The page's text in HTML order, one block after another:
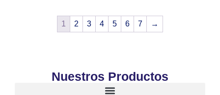
1 2 3 4 5 6 7 →
Nuestros Productos